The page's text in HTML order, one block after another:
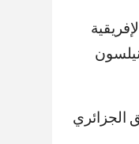
1-1، ليحسم الفريق الجزائري